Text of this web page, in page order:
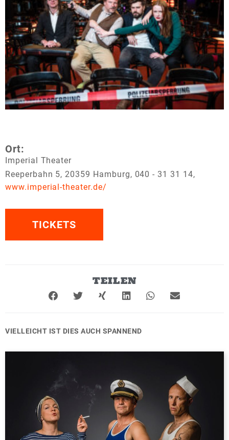
Ort:
Imperial Theater
Reeperbahn 5, 20359 Hamburg, 040 - 31 31 14,
www.imperial-theater.de/
TICKETS
TEILEN
VIELLEICHT IST DIES AUCH SPANNEND